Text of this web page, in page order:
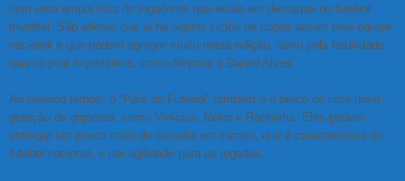
com uma ampla lista de jogadores que estão em destaque no futebol
mundial. São atletas que já há alguns ciclos de copas atuam pela equipe
nacional e que podem agregar muito nesta edição, tanto pela habilidade
quanto pela experiência, como Neymar e Daniel Alves.
Ao mesmo tempo, o “País do Futebol” também é o berço de uma nova
geração de gigantes, como Vinícius Júnior e Raphinha. Eles podem
entregar um pouco mais de ousadia em campo, que é característica do
futebol nacional, e dar agilidade para as jogadas.